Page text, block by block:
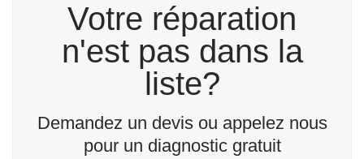
Votre réparation
n'est pas dans la
liste?
Demandez un devis ou appelez nous
pour un diagnostic gratuit